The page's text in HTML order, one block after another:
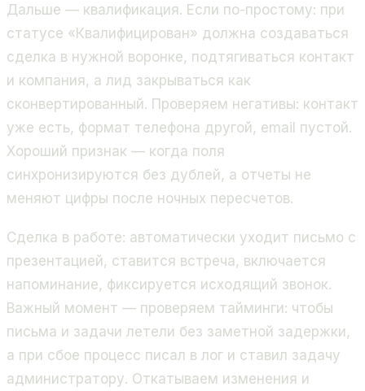
Дальше — квалификация. Если по-простому: при
статусе «Квалифицирован» должна создаваться
сделка в нужной воронке, подтягиваться контакт
и компания, а лид закрываться как
сконвертированный. Проверяем негативы: контакт
уже есть, формат телефона другой, email пустой.
Хороший признак — когда поля
синхронизируются без дублей, а отчеты не
меняют цифры после ночных пересчетов.
Сделка в работе: автоматически уходит письмо с
презентацией, ставится встреча, включается
напоминание, фиксируется исходящий звонок.
Важный момент — проверяем тайминги: чтобы
письма и задачи летели без заметной задержки,
а при сбое процесс писал в лог и ставил задачу
администратору. Откатываем изменения и